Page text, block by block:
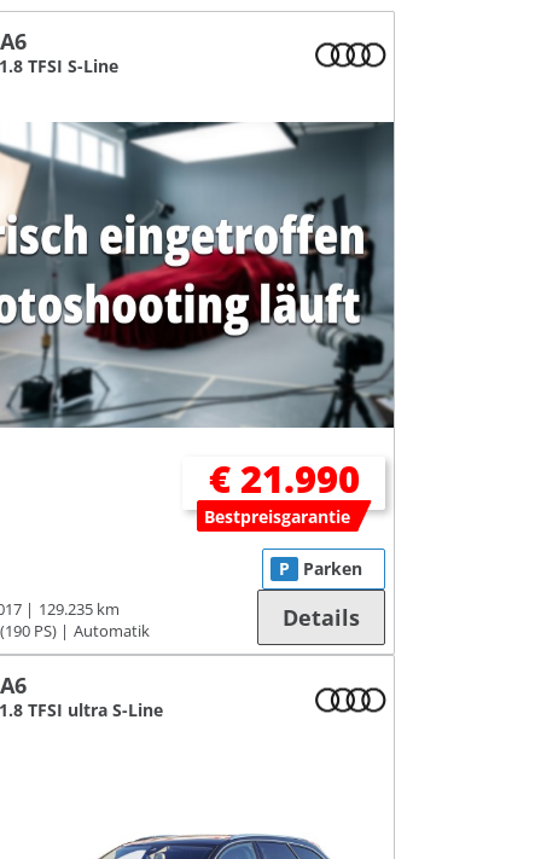
TFSI S-Line
€ 21.990
Bestpreisgarantie
129.235 km
PS)
Automatik
P Parken
Details
TFSI ultra S-Line